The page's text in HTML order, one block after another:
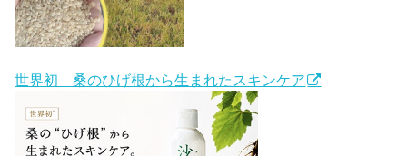
世界初 桑のひげ根から生まれたスキンケア